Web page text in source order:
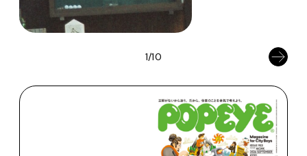
1/10